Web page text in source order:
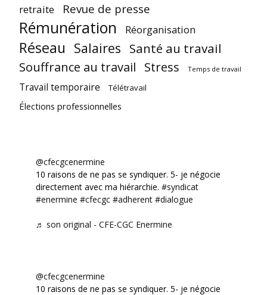
retraite Revue de presse
Rémunération Réorganisation
Réseau Salaires Santé au travail
Souffrance au travail Stress Temps de travail
Travail temporaire Télétravail
Élections professionnelles
@cfecgcenermine
10 raisons de ne pas se syndiquer. 5- je négocie
directement avec ma hiérarchie. #syndicat
#enermine #cfecgc #adherent #dialogue
♬ son original - CFE-CGC Enermine
@cfecgcenermine
10 raisons de ne pas se syndiquer. 5- je négocie